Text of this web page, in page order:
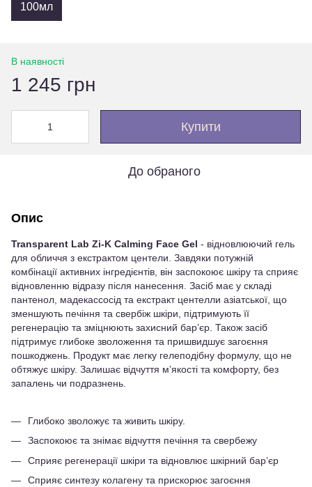
100мл
В наявності
1 245 грн
Купити
До обраного
Опис
Transparent Lab Zi-K Calming Face Gel - відновлюючий гель
для обличчя з екстрактом центели. Завдяки потужній
комбінації активних інгредієнтів, він заспокоює шкіру та сприяє
відновленню відразу після нанесення. Засіб має у складі
пантенол, мадекассосід та екстракт центелли азіатської, що
зменшують печіння та свербіж шкіри, підтримують її
регенерацію та зміцнюють захисний барʼєр. Також засіб
підтримує глибоке зволоження та пришвидшує загоєння
пошкоджень. Продукт має легку гелеподібну формулу, що не
обтяжує шкіру. Залишає відчуття мʼякості та комфорту, без
запалень чи подразнень.
Глибоко зволожує та живить шкіру.
Заспокоює та знімає відчуття печіння та свербежу
Сприяє регенерації шкіри та відновлює шкірний бар’єр
Сприяє синтезу колагену та прискорює загоєння